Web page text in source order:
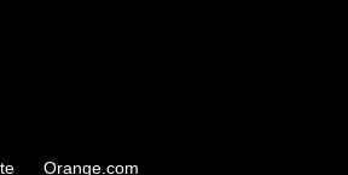
Orange.com